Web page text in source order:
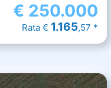
€ 250.000
Rata € 1.165,57 *